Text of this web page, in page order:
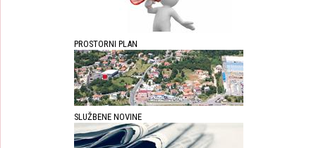
PROSTORNI PLAN
SLUŽBENE NOVINE